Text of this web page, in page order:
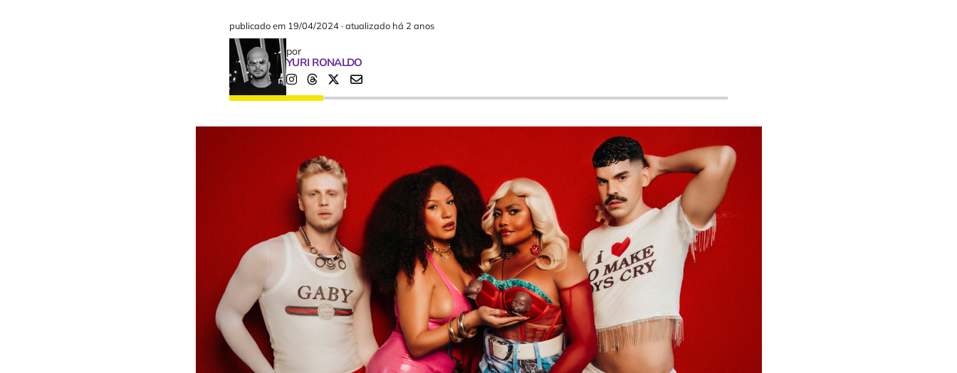
publicado em 19/04/2024·atualizado há 2 anos
por
YURI RONALDO